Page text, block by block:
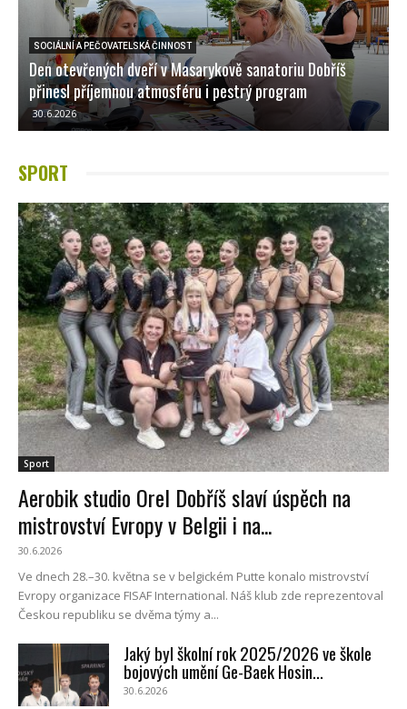
SOCIÁLNÍ A PEČOVATELSKÁ ČINNOST
Den otevřených dveří v Masarykově sanatoriu Dobříš
přinesl příjemnou atmosféru i pestrý program
30.6.2026
SPORT
Sport
Aerobik studio Orel Dobříš slaví úspěch na
mistrovství Evropy v Belgii i na...
30.6.2026
Ve dnech 28.–30. května se v belgickém Putte konalo mistrovství
Evropy organizace FISAF International. Náš klub zde reprezentoval
Českou republiku se dvěma týmy a...
Jaký byl školní rok 2025/2026 ve škole
bojových umění Ge-Baek Hosin...
30.6.2026